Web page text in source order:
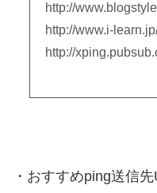
http://
http://www.i-
http://
・おすすめping送信